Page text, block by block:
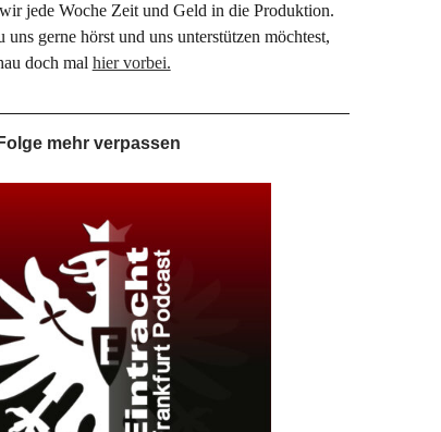
jede Woche Zeit und Geld in die Produktion.
uns gerne hörst und uns unterstützen möchtest,
doch mal hier vorbei.
mehr verpassen